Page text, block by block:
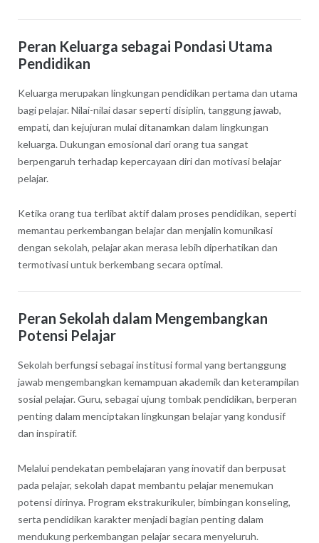
Peran Keluarga sebagai Pondasi Utama
Pendidikan
Keluarga merupakan lingkungan pendidikan pertama dan utama
bagi pelajar. Nilai-nilai dasar seperti disiplin, tanggung jawab,
empati, dan kejujuran mulai ditanamkan dalam lingkungan
keluarga. Dukungan emosional dari orang tua sangat
berpengaruh terhadap kepercayaan diri dan motivasi belajar
pelajar.
Ketika orang tua terlibat aktif dalam proses pendidikan, seperti
memantau perkembangan belajar dan menjalin komunikasi
dengan sekolah, pelajar akan merasa lebih diperhatikan dan
termotivasi untuk berkembang secara optimal.
Peran Sekolah dalam Mengembangkan
Potensi Pelajar
Sekolah berfungsi sebagai institusi formal yang bertanggung
jawab mengembangkan kemampuan akademik dan keterampilan
sosial pelajar. Guru, sebagai ujung tombak pendidikan, berperan
penting dalam menciptakan lingkungan belajar yang kondusif
dan inspiratif.
Melalui pendekatan pembelajaran yang inovatif dan berpusat
pada pelajar, sekolah dapat membantu pelajar menemukan
potensi dirinya. Program ekstrakurikuler, bimbingan konseling,
serta pendidikan karakter menjadi bagian penting dalam
mendukung perkembangan pelajar secara menyeluruh.